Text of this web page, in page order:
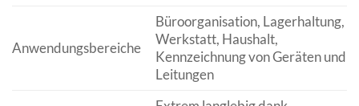
Anwendungsbereiche
Büroorganisation, Lagerhaltung,
Werkstatt, Haushalt,
Kennzeichnung von Geräten und
Leitungen